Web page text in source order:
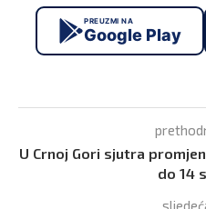
PREUZMI NA
Google Play
U Crnoj Gori sjutra
do 14